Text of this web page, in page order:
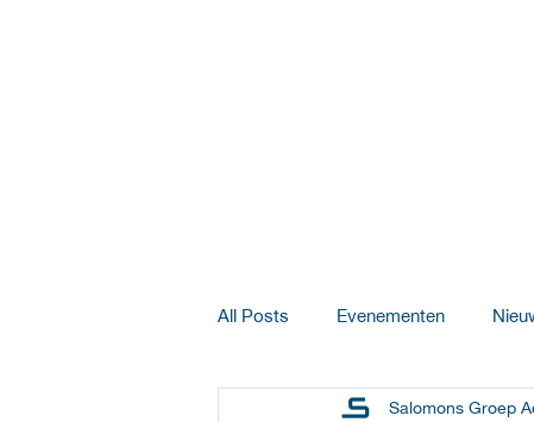
All Posts Evenementen
Salomons Pluimveebedrijven
Salomons Groep